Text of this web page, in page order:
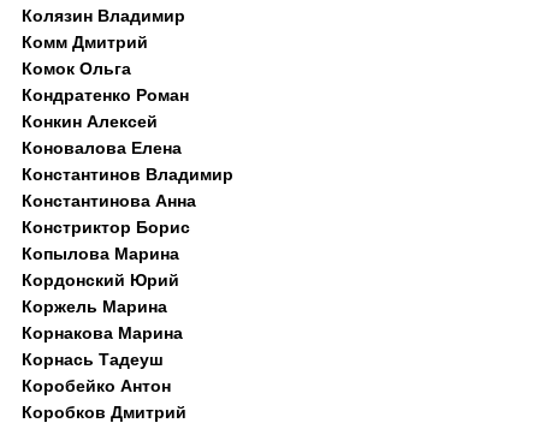
Колязин Владимир
Комм Дмитрий
Комок Ольга
Кондратенко Роман
Конкин Алексей
Коновалова Елена
Константинов Владимир
Константинова Анна
Констриктор Борис
Копылова Марина
Кордонский Юрий
Коржель Марина
Корнакова Марина
Корнась Тадеуш
Коробейко Антон
Коробков Дмитрий